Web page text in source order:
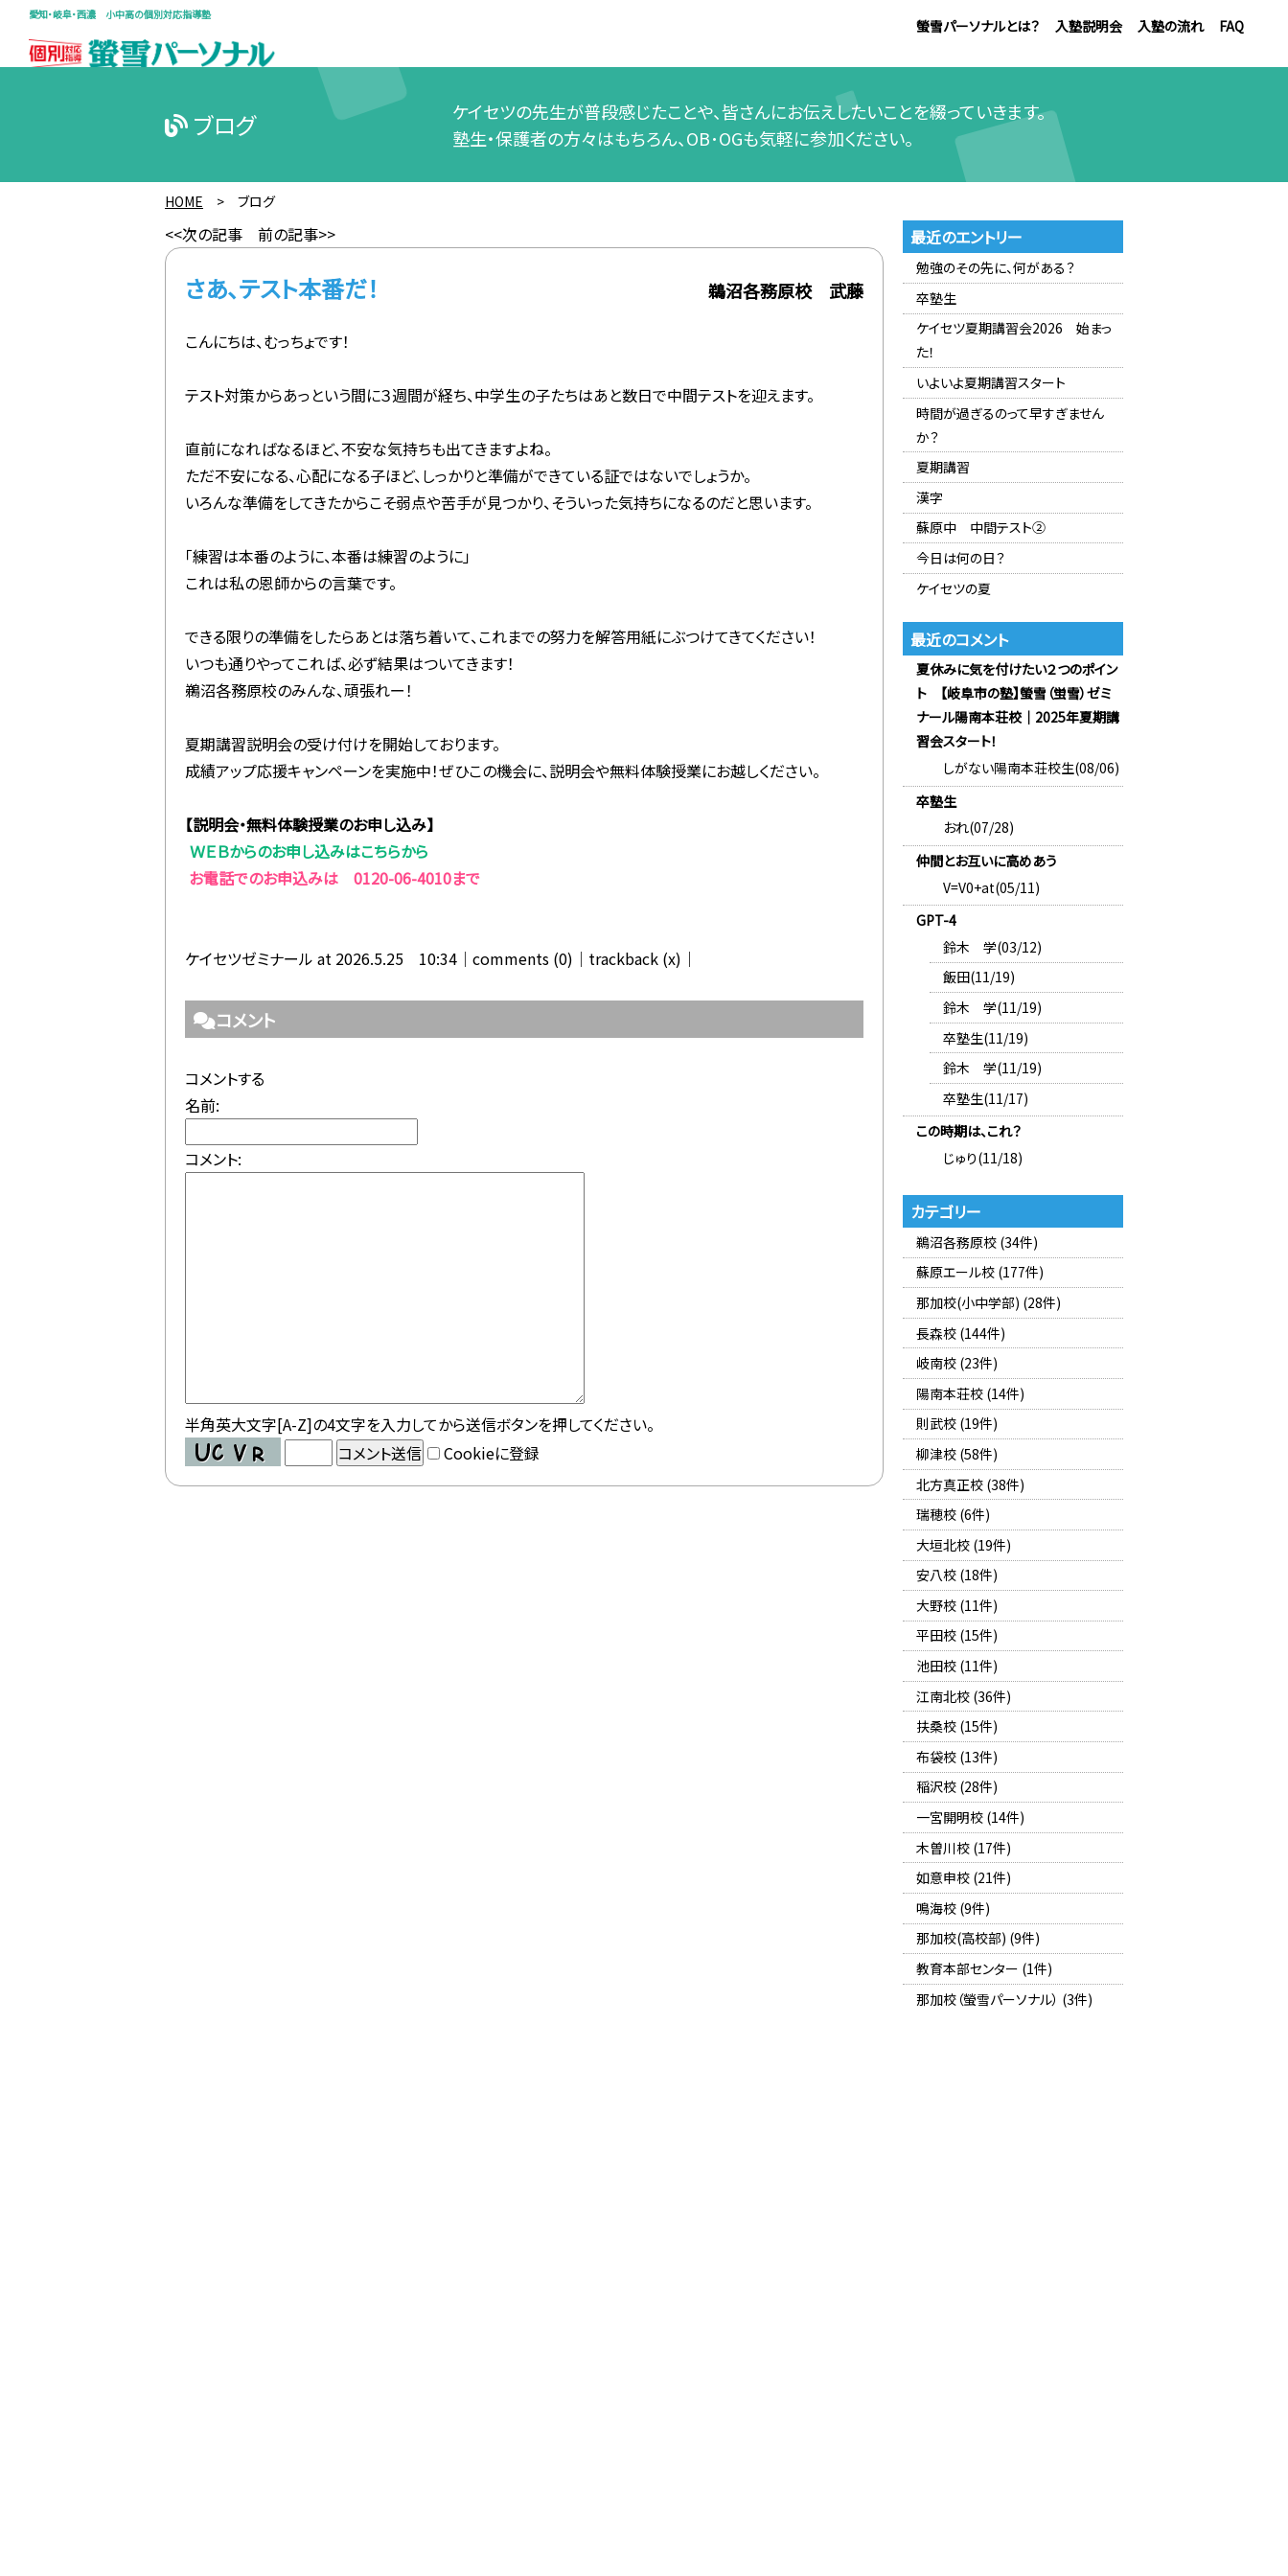
愛知・岐阜・西濃 小中高の個別対応指導塾
螢雪パーソナルとは？ 入塾説明会 入塾の流れ FAQ
ブログ
ケイセツの先生が普段感じたことや、皆さんにお伝えしたいことを綴っていきます。
塾生・保護者の方々はもちろん、OB･OGも気軽に参加ください。
HOME > ブログ
<<次の記事 前の記事>>
さあ、テスト本番だ！ 鵜沼各務原校 武藤
こんにちは、むっちょです！
テスト対策からあっという間に３週間が経ち、中学生の子たちはあと数日で中間テストを迎えます。
直前になればなるほど、不安な気持ちも出てきますよね。
ただ不安になる、心配になる子ほど、しっかりと準備ができている証ではないでしょうか。
いろんな準備をしてきたからこそ弱点や苦手が見つかり、そういった気持ちになるのだと思います。
「練習は本番のように、本番は練習のように」
これは私の恩師からの言葉です。
できる限りの準備をしたらあとは落ち着いて、これまでの努力を解答用紙にぶつけてきてください！
いつも通りやってこれば、必ず結果はついてきます！
鵜沼各務原校のみんな、頑張れー！
夏期講習説明会の受け付けを開始しております。
成績アップ応援キャンペーンを実施中！ぜひこの機会に、説明会や無料体験授業にお越しください。
【説明会・無料体験授業のお申し込み】
ＷＥＢからのお申し込みはこちらから
お電話でのお申込みは 0120-06-4010まで
ケイセツゼミナール at 2026.5.25 10:34│ comments (0) │trackback (x)│
コメント
コメントする
名前:
コメント:
半角英大文字[A-Z]の4文字を入力してから送信ボタンを押してください。
Cookieに登録
最近のエントリー
勉強のその先に、何がある？
卒塾生
ケイセツ夏期講習会2026 始まっ
た！
いよいよ夏期講習スタート
時間が過ぎるのって早すぎません
か？
夏期講習
漢字
蘇原中 中間テスト②
今日は何の日？
ケイセツの夏
最近のコメント
夏休みに気を付けたい２つのポイン
ト 【岐阜市の塾】螢雪（蛍雪）ゼミ
ナール陽南本荘校｜2025年夏期講
習会スタート！
しがない陽南本荘校生(08/06)
卒塾生
おれ(07/28)
仲間とお互いに高めあう
V=V0+at(05/11)
GPT-4
鈴木 学(03/12)
飯田(11/19)
鈴木 学(11/19)
卒塾生(11/19)
鈴木 学(11/19)
卒塾生(11/17)
この時期は、これ？
じゅり(11/18)
カテゴリー
鵜沼各務原校 (34件)
蘇原エール校 (177件)
那加校(小中学部) (28件)
長森校 (144件)
岐南校 (23件)
陽南本荘校 (14件)
則武校 (19件)
柳津校 (58件)
北方真正校 (38件)
瑞穂校 (6件)
大垣北校 (19件)
安八校 (18件)
大野校 (11件)
平田校 (15件)
池田校 (11件)
江南北校 (36件)
扶桑校 (15件)
布袋校 (13件)
稲沢校 (28件)
一宮開明校 (14件)
木曽川校 (17件)
如意申校 (21件)
鳴海校 (9件)
那加校(高校部) (9件)
教育本部センター (1件)
那加校（螢雪パーソナル） (3件)